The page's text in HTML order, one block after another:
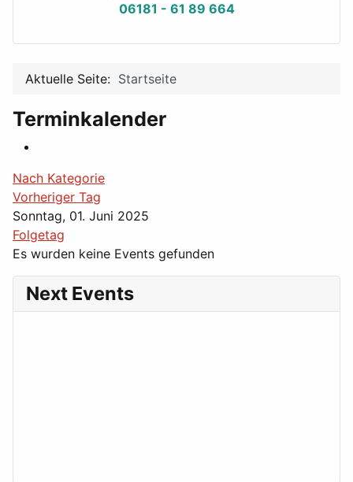
06181 - 61 89 664
Aktuelle Seite: Startseite
Terminkalender
Nach Kategorie
Vorheriger Tag
Sonntag, 01. Juni 2025
Folgetag
Es wurden keine Events gefunden
Next Events